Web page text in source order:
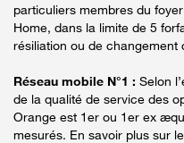
particuliers membres du
Home, dans la limite de 5
résiliation ou de changement
Réseau mobile N°1 : Selon
de la qualité de service des
Orange est 1er ou 1er ex
mesurés. En savoir plus sur